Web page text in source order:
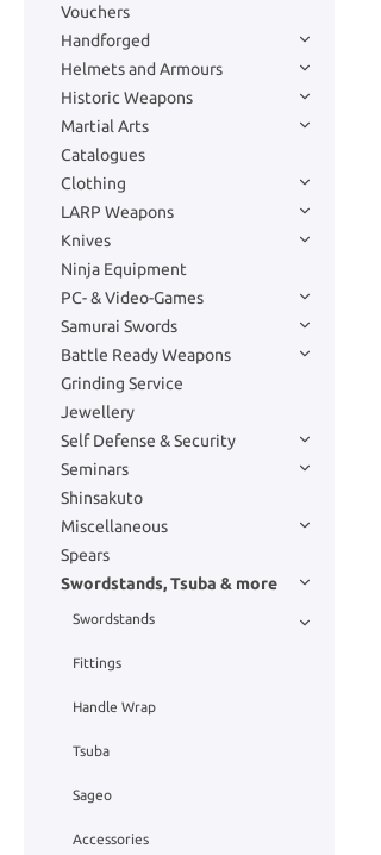
Vouchers
Handforged
Helmets and Armours
Historic Weapons
Martial Arts
Catalogues
Clothing
LARP Weapons
Knives
Ninja Equipment
PC- & Video-Games
Samurai Swords
Battle Ready Weapons
Grinding Service
Jewellery
Self Defense & Security
Seminars
Shinsakuto
Miscellaneous
Spears
Swordstands, Tsuba & more
Swordstands
Fittings
Handle Wrap
Tsuba
Sageo
Accessories